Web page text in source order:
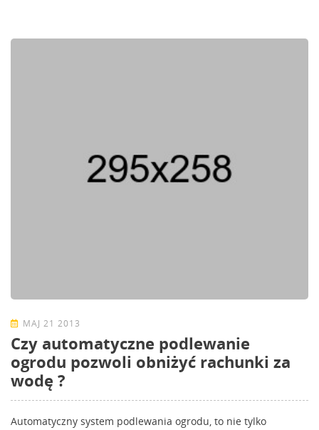
MAJ 21 2013
Czy automatyczne podlewanie
ogrodu pozwoli obniżyć rachunki za
wodę ?
Automatyczny system podlewania ogrodu, to nie tylko